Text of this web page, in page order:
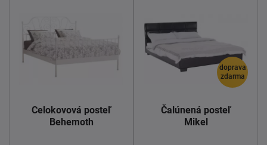
Celokovová posteľ
Behemoth
doprava
zdarma
Čalúnená posteľ
Mikel